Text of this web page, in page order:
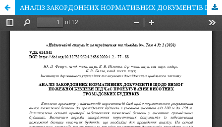
АНАЛІЗ ЗАКОРДОННИХ НОРМАТИВНИХ ДОКУМЕНТІВ ЩОДО ВИМОГ ПОЖЕЖНОЇ БЕЗПЕКИ ПІД ЧАС ПРОЕКТУВАННЯ ВИСОТНИХ ГРОМАДСЬКИХ БУДИНКІВ